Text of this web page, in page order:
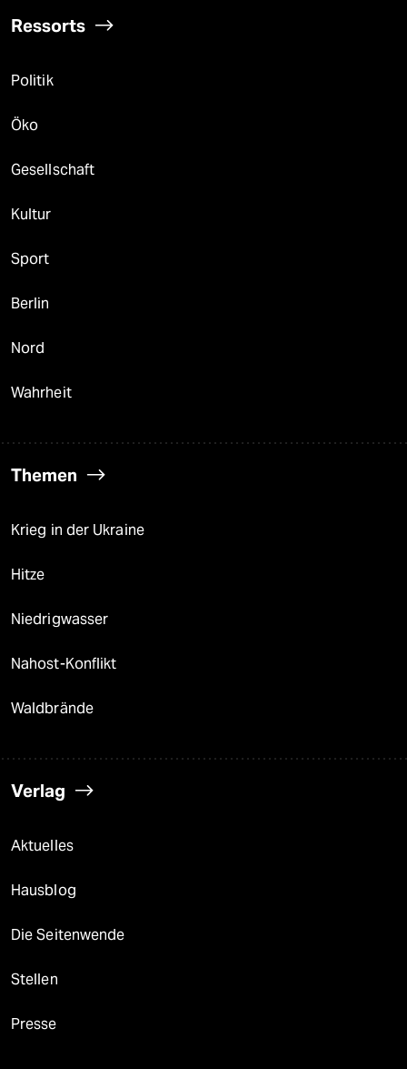
Ressorts
Politik
Öko
Gesellschaft
Kultur
Sport
Berlin
Nord
Wahrheit
Themen
Krieg in der Ukraine
Hitze
Niedrigwasser
Nahost-Konflikt
Waldbrände
Verlag
Aktuelles
Hausblog
Die Seitenwende
Stellen
Presse